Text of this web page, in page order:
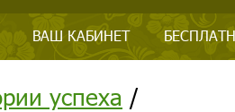
ВАШ КАБИНЕТ
успеха /